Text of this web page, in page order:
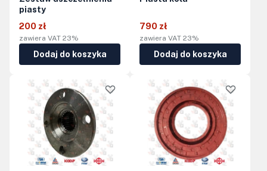
piasty
200 zł
zawiera VAT 23%
Dodaj do koszyka
790 zł
zawiera VAT 23%
Dodaj do koszyka